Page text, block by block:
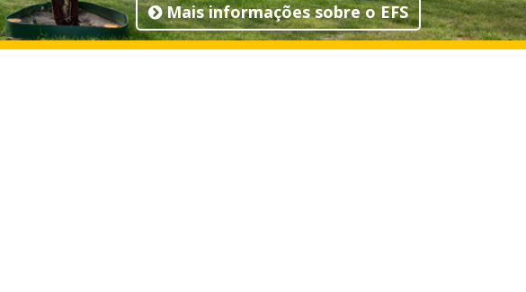
Mais informações sobre o EFS